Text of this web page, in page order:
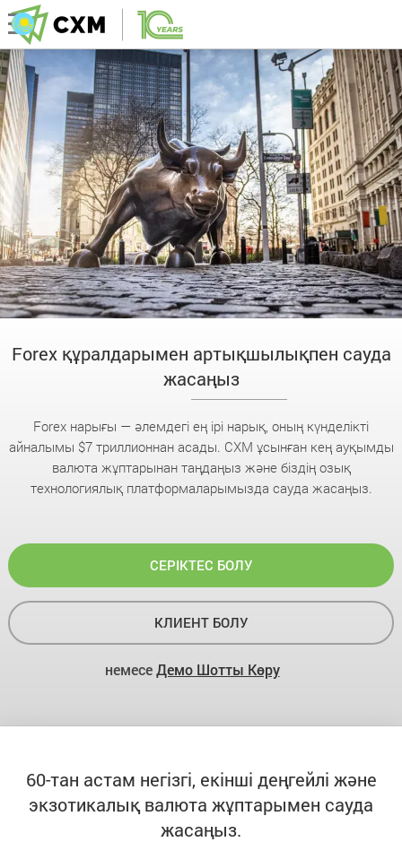
Forex құралдарымен артықшылықпен сауда
жасаңыз
Forex нарығы — әлемдегі ең ірі нарық, оның күнделікті
айналымы $7 триллионнан асады. CXM ұсынған кең ауқымды
валюта жұптарынан таңдаңыз және біздің озық
технологиялық платформаларымызда сауда жасаңыз.
СЕРІКТЕС БОЛУ
КЛИЕНТ БОЛУ
немесеДемо Шотты Көру
60-тан астам негізгі, екінші деңгейлі және
экзотикалық валюта жұптарымен сауда
жасаңыз.